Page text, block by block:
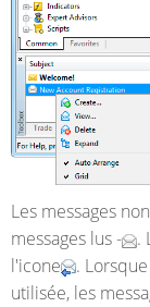
Les messages
messages lus -
.
l'icone
.
utilisée, les